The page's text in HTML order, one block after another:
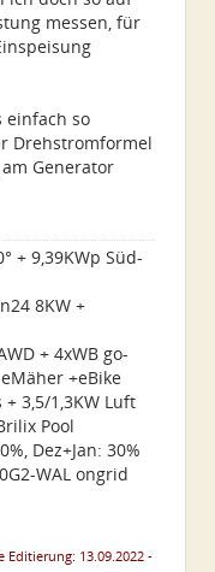
messen, für
einfach so
Drehstromformel
Generator
+ 9,39KWp Süd-
8KW +
+ 4xWB go-
+eBike
+ 3,5/1,3KW Luft
Pool
Dez+Jan: 30%
WAL ongrid
Editierung: 13.09.2022 -